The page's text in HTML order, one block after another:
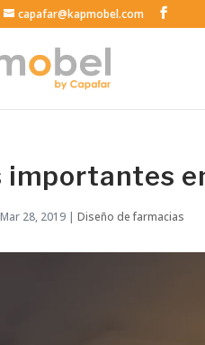
capafar@kapmobel.com
importantes
Mar 28, 2019 |Diseño de farmacias